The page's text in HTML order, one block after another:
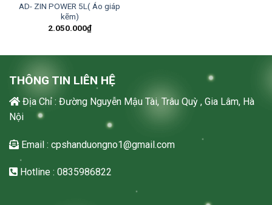
AD- ZIN POWER 5L( Áo giáp
kẽm)
2.050.000₫
THÔNG TIN LIÊN HỆ
Địa Chỉ : Đường Nguyễn Mậu Tài, Trâu Quỳ , Gia Lâm, Hà
Nội
Email : cpshanduongno1@gmail.com
Hotline : 0835986822